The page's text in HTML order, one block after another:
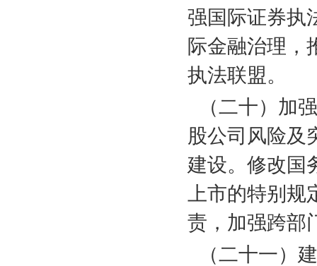
强国际证券执
际金融治理，
执法联盟。
（二十）加
股公司风险及
建设。修改国
上市的特别
责，加强跨部
（二十一）